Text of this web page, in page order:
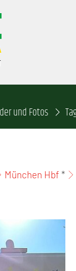
und Fotos
München Hbf *